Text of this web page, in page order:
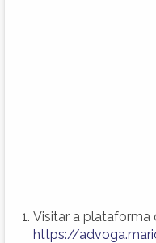
Visitar a plataforma
https://